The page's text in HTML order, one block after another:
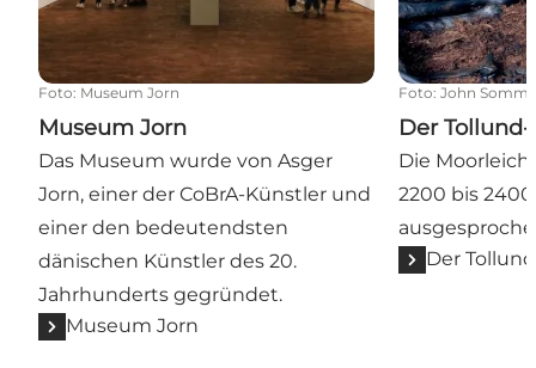
Foto: Museum Jorn
Museum Jorn
Das Museum wurde von Asger
Jorn, einer der CoBrA-Künstler und
einer den bedeutendsten
dänischen Künstler des 20.
Jahrhunderts gegründet.
Museum Jorn
Foto: John
Der
Die
2200 bis
Der